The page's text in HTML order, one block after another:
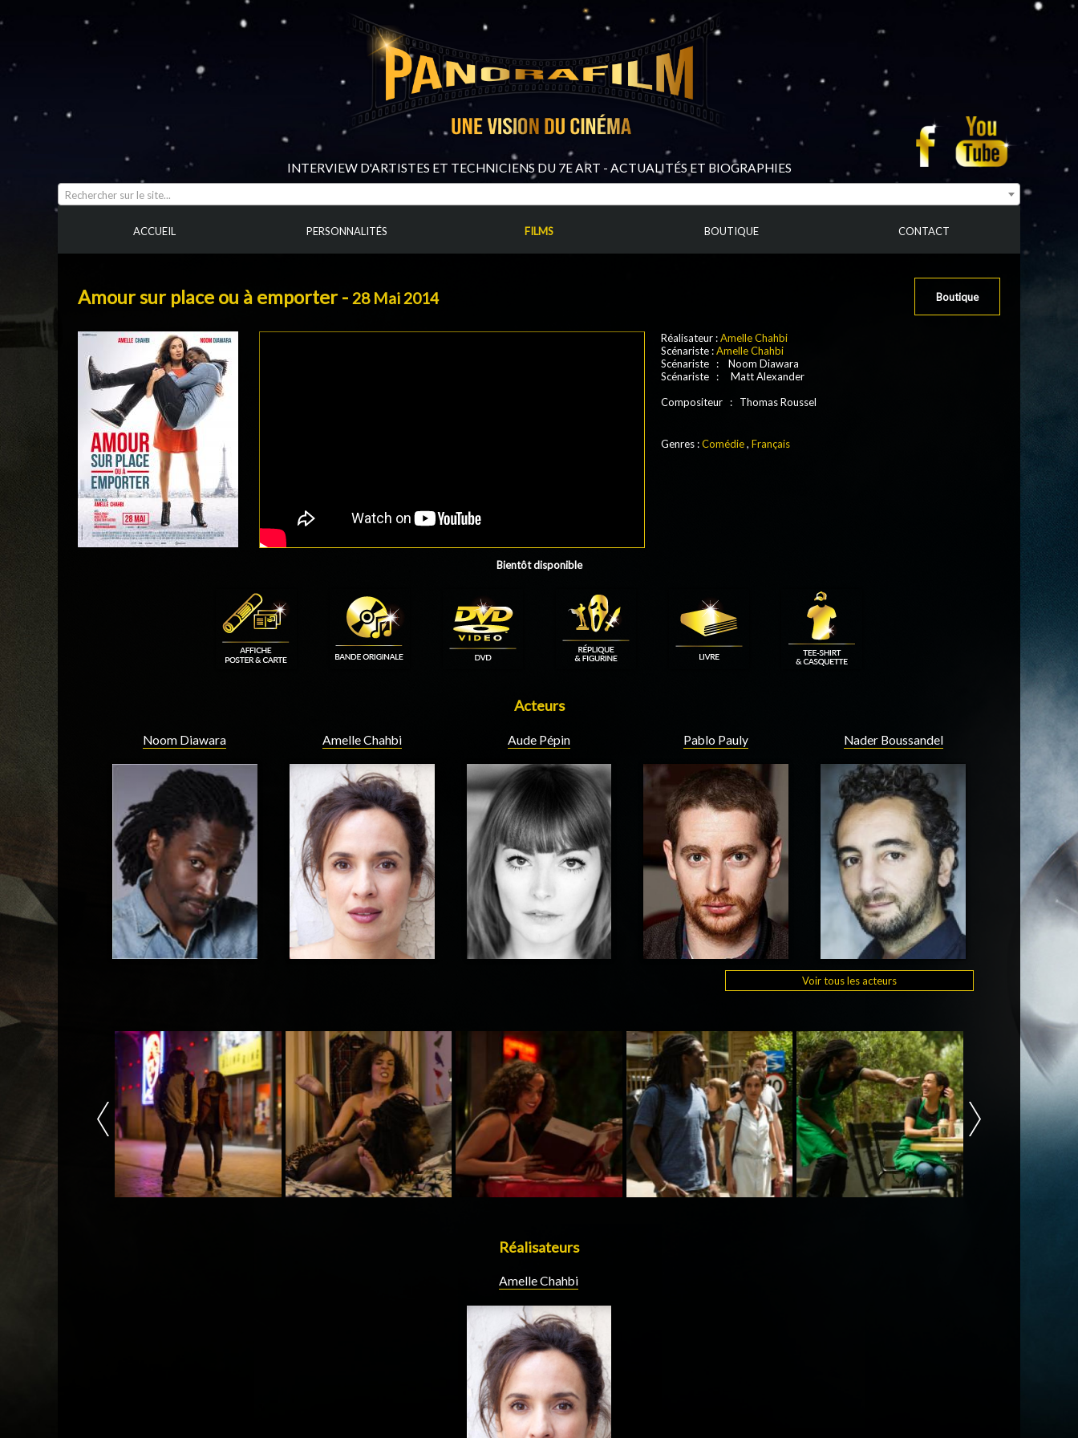
INTERVIEW D'ARTISTES ET TECHNICIENS DU 7E ART - ACTUALITÉS ET BIOGRAPHIES
Rechercher sur le site...
ACCUEIL PERSONNALITÉS FILMS BOUTIQUE CONTACT
Amour sur place ou à emporter - 28 Mai 2014 Boutique
Réalisateur :Amelle Chahbi
Scénariste :Amelle Chahbi
Scénariste : Noom Diawara
Scénariste : Matt Alexander
Compositeur : Thomas Roussel
Genres :Comédie, Français
Bientôt disponible
Acteurs
Noom Diawara Amelle Chahbi Aude Pépin Pablo Pauly Nader Boussandel
Voir tous les acteurs
Réalisateurs
Amelle Chahbi